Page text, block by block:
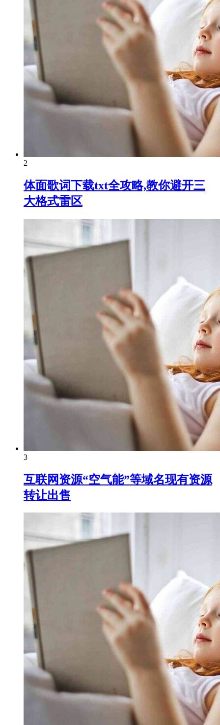
2
体面歌词下载txt全攻略,教你避开三
大格式雷区
3
互联网资源“空气能”等域名现有资源
转让出售